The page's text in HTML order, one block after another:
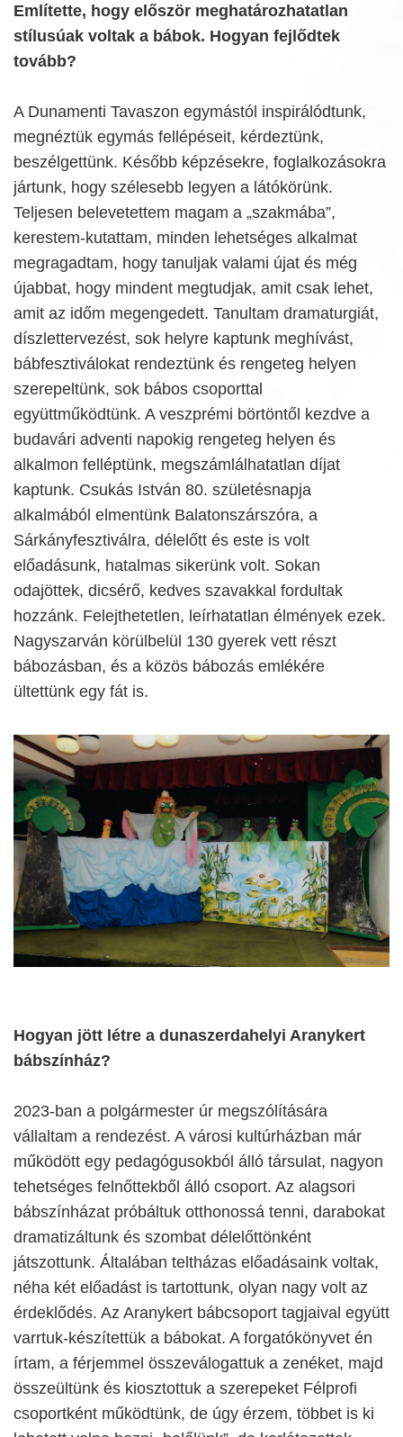
Említette, hogy először meghatározhatatlan
stílusúak voltak a bábok. Hogyan fejlődtek
tovább?
A Dunamenti Tavaszon egymástól inspirálódtunk,
megnéztük egymás fellépéseit, kérdeztünk,
beszélgettünk. Később képzésekre, foglalkozásokra
jártunk, hogy szélesebb legyen a látókörünk.
Teljesen belevetettem magam a „szakmába”,
kerestem-kutattam, minden lehetséges alkalmat
megragadtam, hogy tanuljak valami újat és még
újabbat, hogy mindent megtudjak, amit csak lehet,
amit az időm megengedett. Tanultam dramaturgiát,
díszlettervezést, sok helyre kaptunk meghívást,
bábfesztiválokat rendeztünk és rengeteg helyen
szerepeltünk, sok bábos csoporttal
együttműködtünk. A veszprémi börtöntől kezdve a
budavári adventi napokig rengeteg helyen és
alkalmon felléptünk, megszámlálhatatlan díjat
kaptunk. Csukás István 80. születésnapja
alkalmából elmentünk Balatonszárszóra, a
Sárkányfesztiválra, délelőtt és este is volt
előadásunk, hatalmas sikerünk volt. Sokan
odajöttek, dicsérő, kedves szavakkal fordultak
hozzánk. Felejthetetlen, leírhatatlan élmények ezek.
Nagyszarván körülbelül 130 gyerek vett részt
bábozásban, és a közös bábozás emlékére
ültettünk egy fát is.
Hogyan jött létre a dunaszerdahelyi Aranykert
bábszínház?
2023-ban a polgármester úr megszólítására
vállaltam a rendezést. A városi kultúrházban már
működött egy pedagógusokból álló társulat, nagyon
tehetséges felnőttekből álló csoport. Az alagsori
bábszínházat próbáltuk otthonossá tenni, darabokat
dramatizáltunk és szombat délelőttönként
játszottunk. Általában teltházas előadásaink voltak,
néha két előadást is tartottunk, olyan nagy volt az
érdeklődés. Az Aranykert bábcsoport tagjaival együtt
varrtuk-készítettük a bábokat. A forgatókönyvet én
írtam, a férjemmel összeválogattuk a zenéket, majd
összeültünk és kiosztottuk a szerepeket Félprofi
csoportként működtünk, de úgy érzem, többet is ki